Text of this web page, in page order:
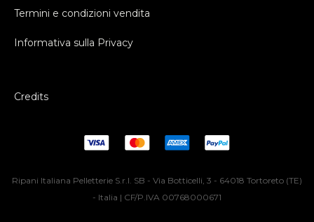
Termini e condizioni vendita
Informativa sulla Privacy
Credits
Ripani Italiana Pelletterie S.r.l. SB - Via Botticelli, 3 - 64018 Tortoreto (TE)
- Italia | CF/P.IVA 00768000671